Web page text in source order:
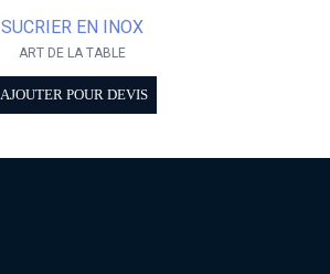
SUCRIER EN INOX
ART DE LA TABLE
AJOUTER POUR DEVIS